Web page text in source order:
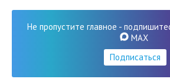
Не пропустите главное -
MAX
Подписаться